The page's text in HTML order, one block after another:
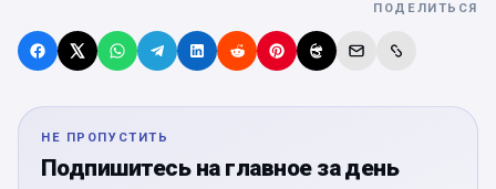
ПОДЕЛИТЬСЯ
НЕ ПРОПУСТИТЬ
Подпишитесь на главное за день